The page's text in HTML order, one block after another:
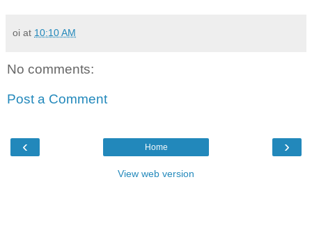
oi at 10:10 AM
No comments:
Post a Comment
‹ ›
Home
View web version